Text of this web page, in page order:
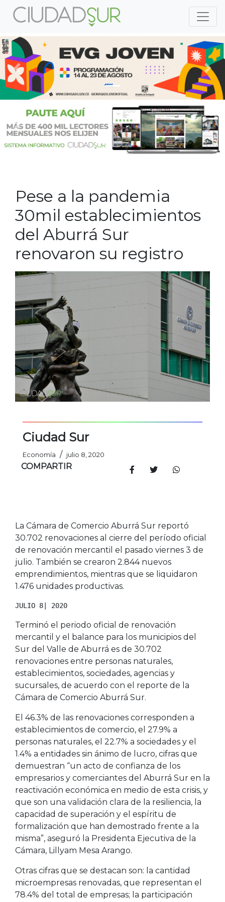
Previous
Previous
Pese a la pandemia
30mil establecimientos
del Aburrá Sur
renovaron su registro
Ciudad Sur
Economía / julio 8, 2020
COMPARTIR
La Cámara de Comercio Aburrá Sur reportó
30.702 renovaciones al cierre del período oficial
de renovación mercantil el pasado viernes 3 de
julio. También se crearon 2.844 nuevos
emprendimientos, mientras que se liquidaron
1.476 unidades productivas.
JULIO 8| 2020
Terminó el periodo oficial de renovación
mercantil y el balance para los municipios del
Sur del Valle de Aburrá es de 30.702
renovaciones entre personas naturales,
establecimientos, sociedades, agencias y
sucursales, de acuerdo con el reporte de la
Cámara de Comercio Aburrá Sur.
El 46.3% de las renovaciones corresponden a
establecimientos de comercio, el 27.9% a
personas naturales, el 22.7% a sociedades y el
1.4% a entidades sin ánimo de lucro, cifras que
demuestran “un acto de confianza de los
empresarios y comerciantes del Aburrá Sur en la
reactivación económica en medio de esta crisis, y
que son una validación clara de la resiliencia, la
capacidad de superación y el espíritu de
formalización que han demostrado frente a la
misma”, aseguró la Presidenta Ejecutiva de la
Cámara, Lillyam Mesa Arango.
Otras cifras que se destacan son: la cantidad
microempresas renovadas, que representan el
78.4% del total de empresas; la participación